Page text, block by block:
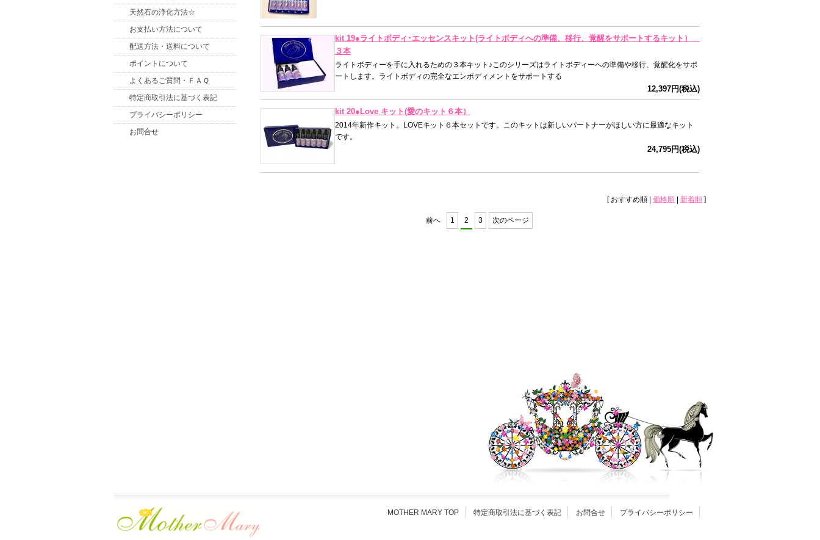
kit 19●ライトボディ･エッセンスキット(ライトボディへの準備、移行、覚醒をサポートするキット）
３本
ライトボディーを手に入れるための３本キット♪このシリーズはライトボディーへの準備や移行、覚醒化をサポ
ートします。ライトボディの完全なエンボディメントをサポートする
12,397円(税込)
kit 20●Love キット(愛のキット６本）
2014年新作キット。LOVEキット６本セットです。このキットは新しいパートナーがほしい方に最適なキット
です。
24,795円(税込)
[ おすすめ順 | 価格順 新着順 ]
前へ 1 2 3 次のページ
天然石の浄化方法☆
お支払い方法について
配送方法・送料について
ポイントについて
よくあるご質問・ＦＡＱ
特定商取引法に基づく表記
プライバシーポリシー
お問合せ
MOTHER MARY TOP 特定商取引法に基づく表記 お問合せ プライバシーポリシー